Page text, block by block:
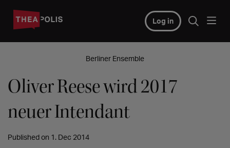
Log in
Berliner Ensemble
Oliver Reese wird 2017
neuer Intendant
Published on 1. Dec 2014